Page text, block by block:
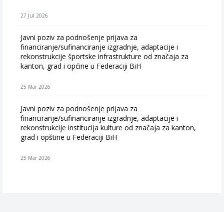
27 Jul 2026
Javni poziv za podnošenje prijava za
financiranje/sufinanciranje izgradnje, adaptacije i
rekonstrukcije športske infrastrukture od značaja za
kanton, grad i općine u Federaciji BiH
25 Mar 2026
Javni poziv za podnošenje prijava za
financiranje/sufinanciranje izgradnje, adaptacije i
rekonstrukcije institucija kulture od značaja za kanton,
grad i opštine u Federaciji BiH
25 Mar 2026